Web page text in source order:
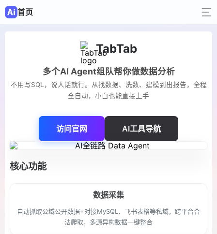
首页
TabTab
多个AI Agent组队帮你做数据分析
不用写SQL，说人话就行。从找数据、洗数、建模到出报告，全程
全自动，小白也能直接上手
访问官网 AI工具导航
核心功能
数据采集
自动抓取公域公开数据+对接MySQL、飞书表格等私域，跨平台合
法爬取，多源异构数据一键整合